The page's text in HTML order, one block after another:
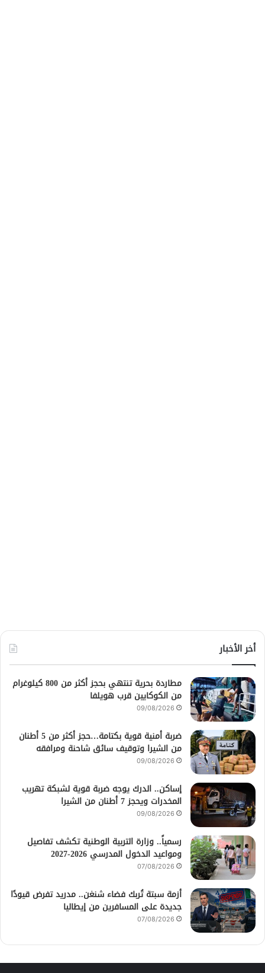
أخر الأخبار
مطاردة بحرية تنتهي بحجز أكثر من 800 كيلوغرام
من الكوكايين قرب هويلفا
09/08/2026
ضربة أمنية قوية بكتامة…حجز أكثر من 5 أطنان
من الشيرا وتوقيف سائق شاحنة ومرافقه
09/08/2026
إساكن.. الدرك يوجه ضربة قوية لشبكة تهريب
المخدرات ويحجز 7 أطنان من الشيرا
09/08/2026
رسمياً.. وزارة التربية الوطنية تكشف تفاصيل
ومواعيد الدخول المدرسي 2026-2027
07/08/2026
أزمة سبتة تُربك فضاء شنغن.. مدريد تفرض قيودًا
جديدة على المسافرين من إيطاليا
07/08/2026